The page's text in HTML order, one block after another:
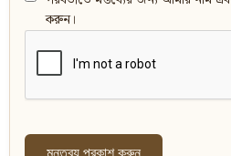
করুন।